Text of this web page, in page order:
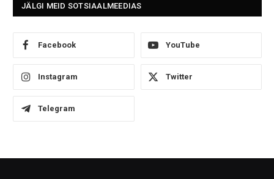
JÄLGI MEID SOTSIAALMEEDIAS
Facebook YouTube
Instagram Twitter
Telegram